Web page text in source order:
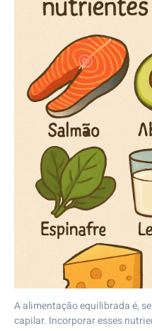
A alimentação equilibrada é,
capilar. Incorporar esses